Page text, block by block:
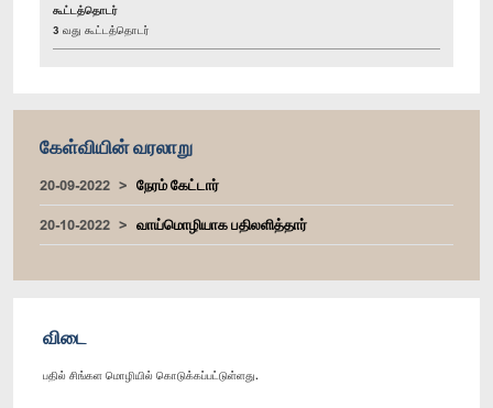
கூட்டத்தொடர்
3 வது கூட்டத்தொடர்
கேள்வியின் வரலாறு
20-09-2022
நேரம் கேட்டார்
20-10-2022
வாய்மொழியாக பதிலளித்தார்
விடை
பதில் சிங்கள மொழியில் கொடுக்கப்பட்டுள்ளது.